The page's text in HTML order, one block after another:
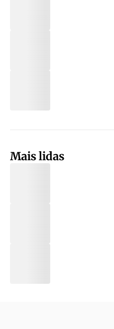
Mais lidas